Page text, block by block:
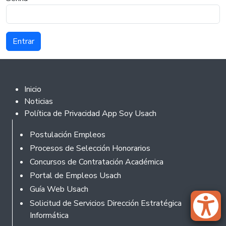
Footer 2
Inicio
Noticias
Política de Privacidad App Soy Usach
Rodapé
Postulación Empleos
Procesos de Selección Honorarios
Concursos de Contratación Académica
Portal de Empleos Usach
Guía Web Usach
Solicitud de Servicios Dirección Estratégica
Informática